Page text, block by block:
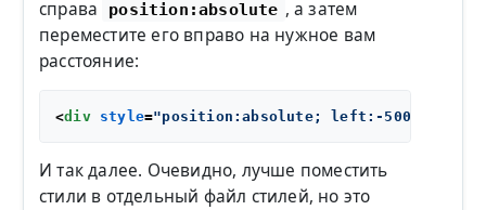
справа position:absolute , а затем
переместите его вправо на нужное вам
расстояние:
<div style="position:absolute; left:-500px;
И так далее. Очевидно, лучше поместить
стили в отдельный файл стилей, но это